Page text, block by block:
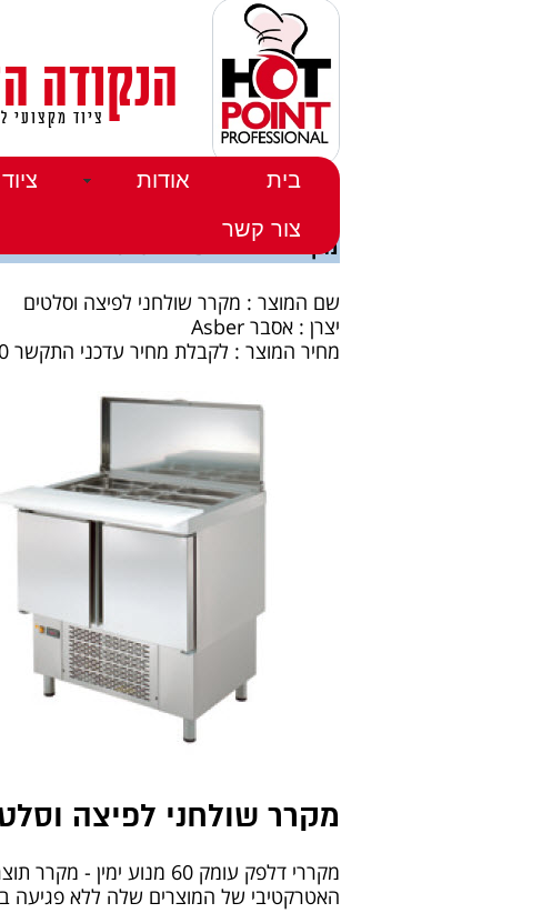
בית אודות
צור קשר
הנקודה
ציוד מקצועי
דף הבית >>מוצרים>>
מקרר שולחני לפיצה וסלטים
שם המוצר : מקרר שולחני לפיצה וסלטים
יצרן : אסבר Asber
מחיר המוצר : לקבלת מחיר עדכני התקשר 072-3355410
מקרר שולחני לפיצה
האטרקטיבי של המוצרים שלה ללא פגיעה